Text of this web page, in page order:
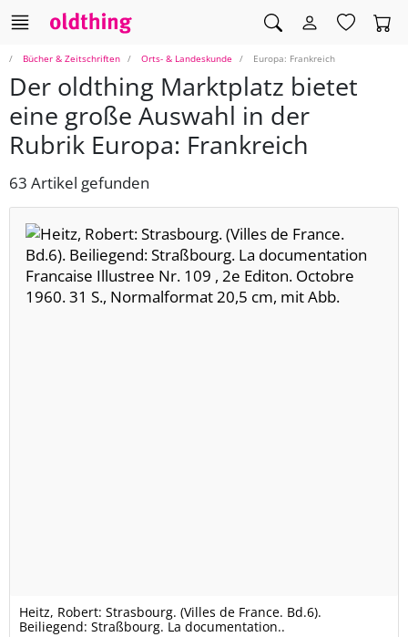
Bücher & Zeitschriften Orts- & Landeskunde Europa: Frankreich
Der oldthing Marktplatz bietet
eine große Auswahl in der
Rubrik Europa: Frankreich
63 Artikel gefunden
Heitz, Robert: Strasbourg. (Villes de France. Bd.6).
Beiliegend: Straßbourg. La documentation..